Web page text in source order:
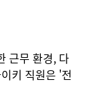
근무 환경, 다
키 직원은 '전